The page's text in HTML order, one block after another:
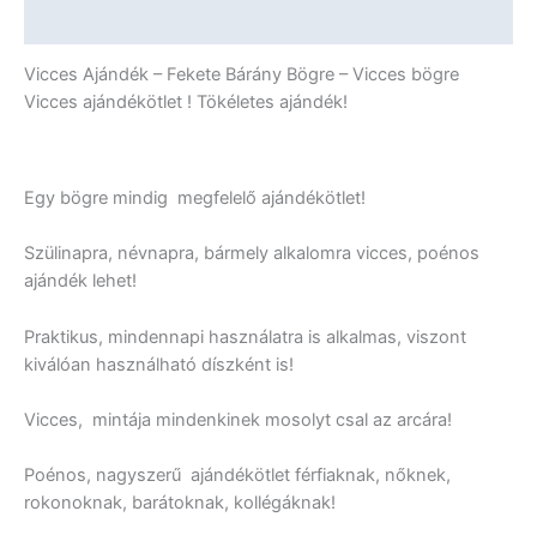
Vicces Ajándék – Fekete Bárány Bögre – Vicces bögre
Vicces ajándékötlet ! Tökéletes ajándék!
Egy bögre mindig megfelelő ajándékötlet!
Szülinapra, névnapra, bármely alkalomra vicces, poénos
ajándék lehet!
Praktikus, mindennapi használatra is alkalmas, viszont
kiválóan használható díszként is!
Vicces, mintája mindenkinek mosolyt csal az arcára!
Poénos, nagyszerű ajándékötlet férfiaknak, nőknek,
rokonoknak, barátoknak, kollégáknak!